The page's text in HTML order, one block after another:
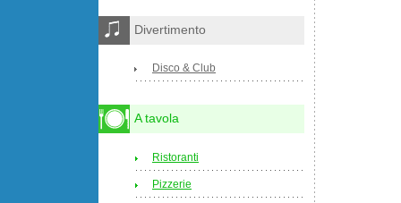
Divertimento
Disco & Club
A tavola
Ristoranti
Pizzerie